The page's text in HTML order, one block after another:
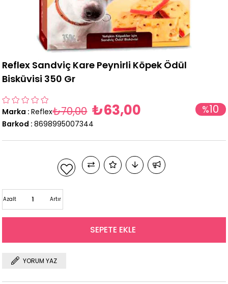
Reflex Sandviç Kare Peynirli Köpek Ödül
Bisküvisi 350 Gr
Marka : Reflex %10
₺70,00 ₺63,00
Barkod : 8698995007344
Artır
Azalt
YORUM YAZ